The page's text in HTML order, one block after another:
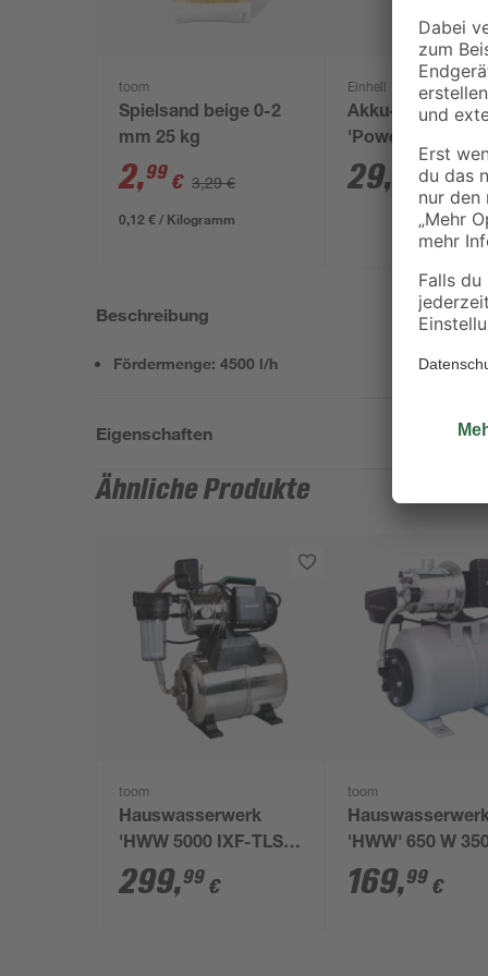
toom
Spielsand beige 0-2
mm 25 kg
2,99 € 3,29 €
0,12 € / Kilogramm
Einhell
Akku-Starter-Set
'Power X-Change'
Ladegerät und
18 V 2,5 Ah
29, €
Beschreibung
Fördermenge: 4500 l/h
Eigenschaften
Ähnliche Produkte
toom
Hauswasserwerk
'HWW 5000 IXF-TLS'
1200W 5000 l/h
299,99 €
toom
'HWW' 650 W
169,99 €